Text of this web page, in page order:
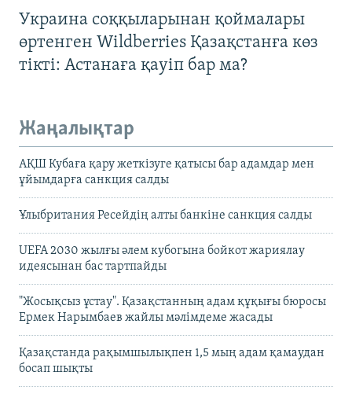
Украина соққыларынан қоймалары
өртенген Wildberries Қазақстанға көз
тікті: Астанаға қауіп бар ма?
Жаңалықтар
АҚШ Кубаға қару жеткізуге қатысы бар адамдар мен
ұйымдарға санкция салды
Ұлыбритания Ресейдің алты банкіне санкция салды
UEFA 2030 жылғы әлем кубогына бойкот жариялау
идеясынан бас тартпайды
"Жосықсыз ұстау". Қазақстанның адам құқығы бюросы
Ермек Нарымбаев жайлы мәлімдеме жасады
Қазақстанда рақымшылықпен 1,5 мың адам қамаудан
босап шықты